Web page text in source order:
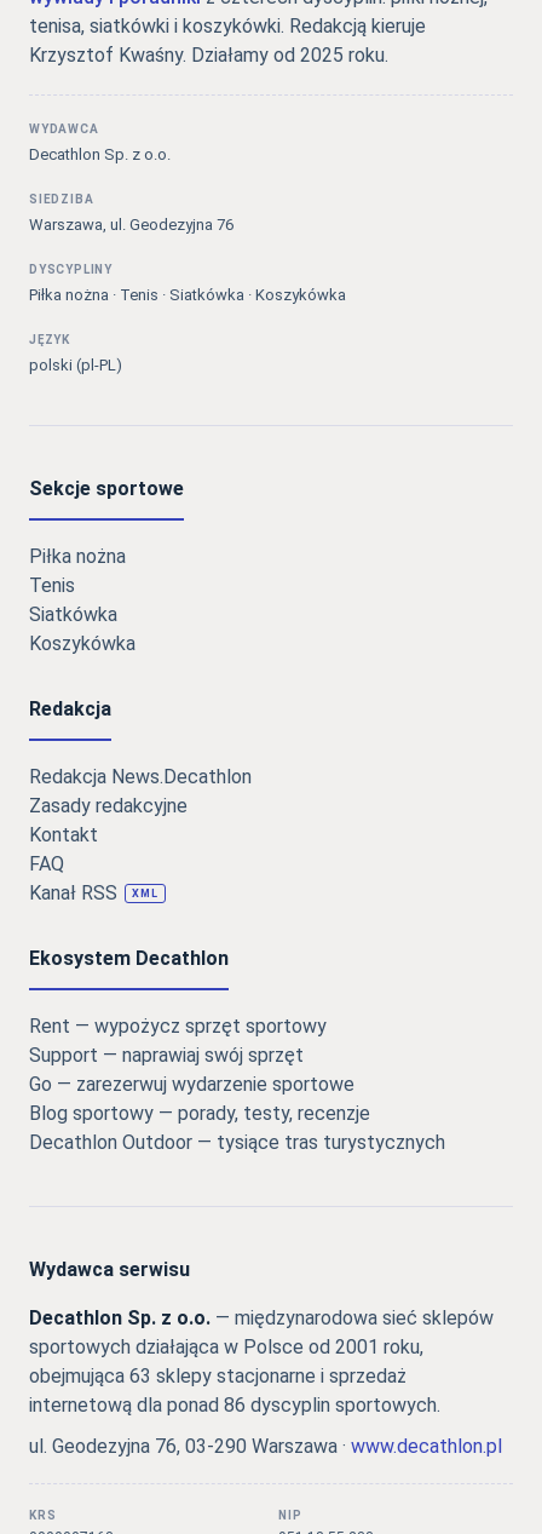
tenisa, siatkówki i koszykówki. Redakcją kieruje
Krzysztof Kwaśny. Działamy od 2025 roku.
WYDAWCA
Decathlon Sp. z o.o.
SIEDZIBA
Warszawa, ul. Geodezyjna 76
DYSCYPLINY
Piłka nożna · Tenis · Siatkówka · Koszykówka
JĘZYK
polski (pl-PL)
Sekcje sportowe
Piłka nożna
Tenis
Siatkówka
Koszykówka
Redakcja
Redakcja News.Decathlon
Zasady redakcyjne
Kontakt
FAQ
Kanał RSS
XML
Ekosystem Decathlon
Rent — wypożycz sprzęt sportowy
Support — naprawiaj swój sprzęt
Go — zarezerwuj wydarzenie sportowe
Blog sportowy — porady, testy, recenzje
Decathlon Outdoor — tysiące tras turystycznych
Wydawca serwisu
Decathlon Sp. z o.o. — międzynarodowa sieć sklepów
sportowych działająca w Polsce od 2001 roku,
obejmująca 63 sklepy stacjonarne i sprzedaż
internetową dla ponad 86 dyscyplin sportowych.
ul. Geodezyjna 76, 03-290 Warszawa · www.decathlon.pl
KRS NIP